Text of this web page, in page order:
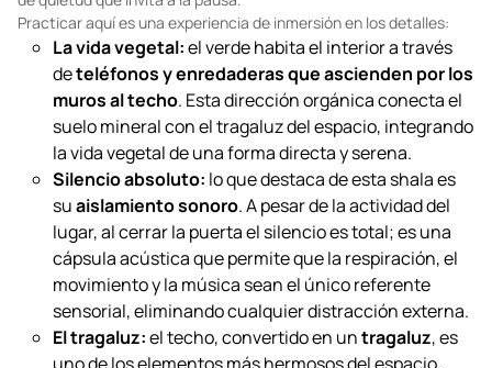
Si el restaurante es el centro de gravedad social, la shala
es el
espacio de la introspección. Ubicada en lo que fueron las
caballerizas, la estructura impone unasobriedad natural: muros
de piedra volcánica, techos de madera maciza y una atmósfera
de quietud que invita a la pausa.
Practicar aquí es una experiencia de inmersión en los detalles:
La vida vegetal:el verde habita el interior a través
deteléfonos y enredaderas que ascienden por los
muros al techo. Esta dirección orgánica conecta el
suelo mineral con el tragaluz del espacio, integrando
la vida vegetal de una forma directa y serena.
Silencio absoluto:lo que destaca de esta shala es
suaislamiento sonoro. A pesar de la actividad del
lugar, al cerrar la puerta el silencio es total; es una